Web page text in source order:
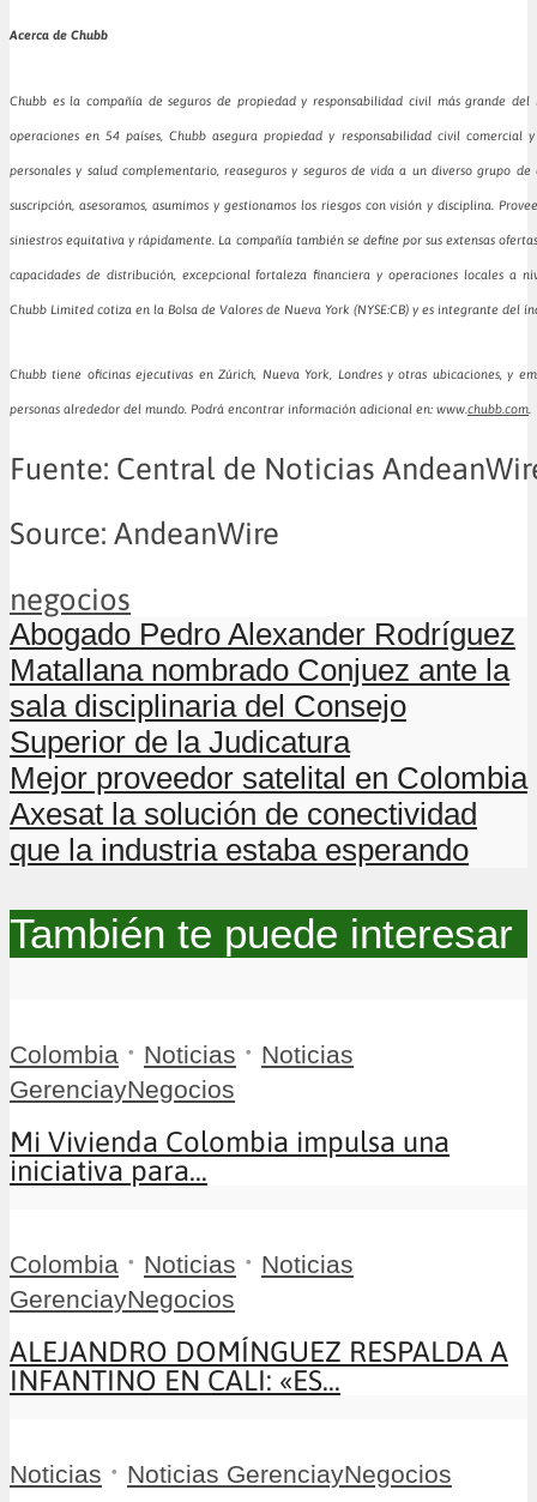
Acerca de Chubb
Chubb es la compañía de seguros de propiedad y responsabilidad civil más grande
operaciones en 54 países, Chubb asegura propiedad y responsabilidad civil comercial
personales y salud complementario, reaseguros y seguros de vida a un diverso grupo
suscripción, asesoramos, asumimos y gestionamos los riesgos con visión y disciplina.
siniestros equitativa y rápidamente. La compañía también se define por sus extensas
capacidades de distribución, excepcional fortaleza financiera y operaciones locales a
Chubb Limited cotiza en la Bolsa de Valores de Nueva York (NYSE:CB) y es integrante del
Chubb tiene oficinas ejecutivas en Zúrich, Nueva York, Londres y otras ubicaciones, y
personas alrededor del mundo. Podrá encontrar información adicional en: www.chubb.com
Fuente: Central de Noticias
Source: AndeanWire
negocios
Abogado Pedro Alexander Rodríguez
Matallana nombrado Conjuez ante la
sala disciplinaria del Consejo
Superior de la Judicatura
Mejor proveedor satelital en Colombia
Axesat la solución de conectividad
que la industria estaba esperando
También te puede interesar
Colombia • Noticias • Noticias
GerenciayNegocios
Mi Vivienda Colombia impulsa una
iniciativa para...
Colombia • Noticias • Noticias
GerenciayNegocios
ALEJANDRO DOMÍNGUEZ RESPALDA A
INFANTINO EN CALI: «ES...
Noticias • Noticias GerenciayNegocios